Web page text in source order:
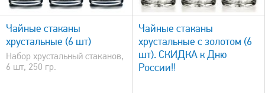
Чайные стаканы
хрустальные (6 шт)
Набор хрустальный стаканов,
6 шт, 250 гр.
быстрый просмотр
Чайные стаканы
хрустальные с золотом (6
шт). СКИДКА к Дню
России!!